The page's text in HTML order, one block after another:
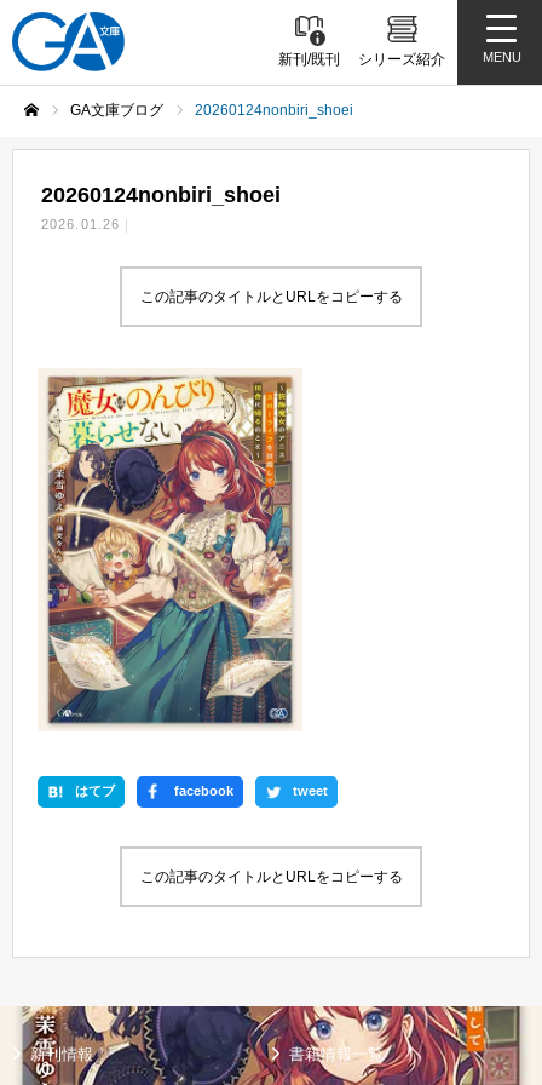
新刊/既刊 シリーズ紹介 MENU
GA文庫ブログ 20260124nonbiri_shoei
20260124nonbiri_shoei
2026.01.26
この記事のタイトルとURLをコピーする
はてブ facebook tweet
この記事のタイトルとURLをコピーする
新刊情報 書籍情報一覧